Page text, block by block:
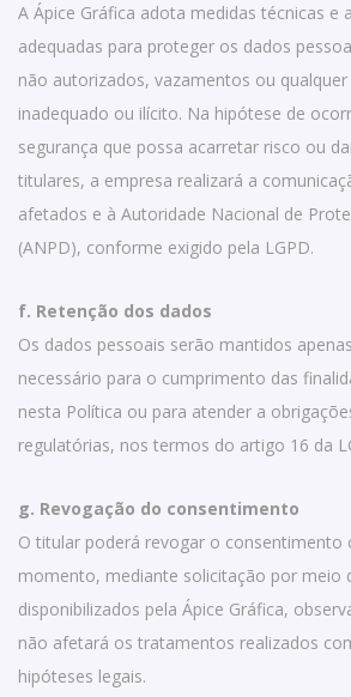
A Ápice Gráfica adota medidas técnicas e
adequadas para proteger os dados
não autorizados, vazamentos ou
inadequado ou ilícito. Na hipótese de
segurança que possa acarretar risco ou
titulares, a empresa realizará a
afetados e à Autoridade Nacional de
(ANPD), conforme exigido pela LGPD.
f. Retenção dos dados
Os dados pessoais serão mantidos
necessário para o cumprimento das
nesta Política ou para atender a
regulatórias, nos termos do artigo 16 da
g. Revogação do consentimento
O titular poderá revogar o consentimento
momento, mediante solicitação por meio
disponibilizados pela Ápice Gráfica,
não afetará os tratamentos realizados
hipóteses legais.